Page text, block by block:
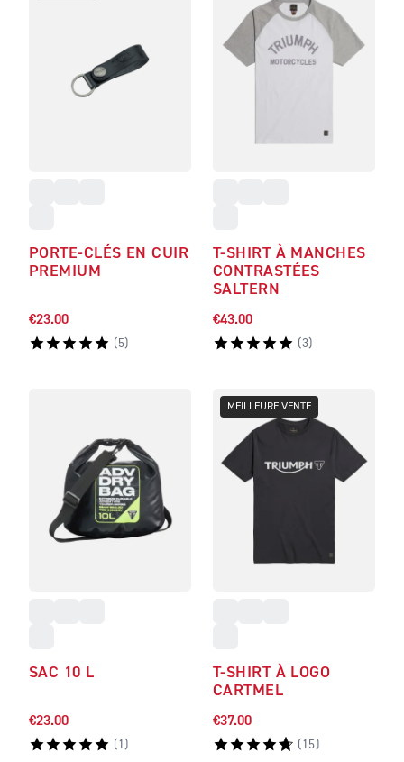
PORTE-CLÉS EN CUIR
PREMIUM
€23.00
( 5)
T-SHIRT À MANCHES
CONTRASTÉES
SALTERN
€43.00
(3)
SAC 10 L
€23.00
( 1 )
MEILLEURE VENTE
T-SHIRT À LOGO
CARTMEL
€37.00
( 15)